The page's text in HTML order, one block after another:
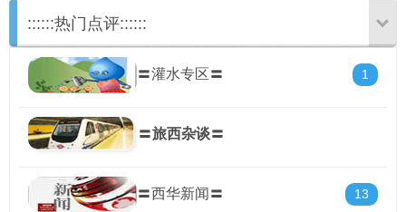
::::::热门点评::::::
1
〓灌水专区〓
〓旅西杂谈〓
13
〓西华新闻〓